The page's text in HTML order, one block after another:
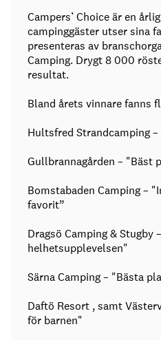
Campers’ Choice är en
campinggäster utser sina
presenteras av
Camping. Drygt 8 000
resultat.
Bland årets vinnare fanns
Hultsfred Strandcamping
Gullbrannagården – "Bäst
Bomstabaden Camping –
favorit”
Dragsö Camping & Stugby
helhetsupplevelsen"
Särna Camping – "Bästa
Daftö Resort , samt
för barnen"